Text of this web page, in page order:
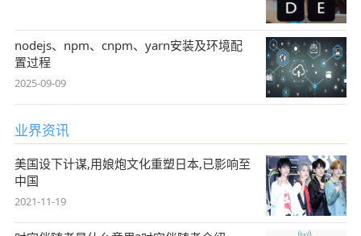
nodejs、npm、cnpm、yarn安装及环境配
置过程
2025-09-09
业界资讯
美国设下计谋,用娘炮文化重塑日本,已影响至
中国
2021-11-19